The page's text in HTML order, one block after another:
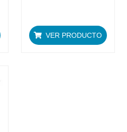
VER PRODUCTO